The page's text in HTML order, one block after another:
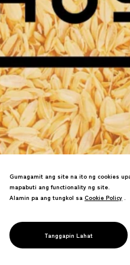
PROJECT
HUSKEY
Gumagamit ang site na ito ng cookies
mapabuti ang functionality ng site.
Alamin pa ang tungkol sa Cookie Policy
Cookie Policy .
Tanggapin Lahat